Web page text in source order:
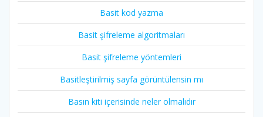
Basit kod yazma
Basit şifreleme algoritmaları
Basit şifreleme yöntemleri
Basitleştirilmiş sayfa görüntülensin mı
Basın kiti içerisinde neler olmalıdır